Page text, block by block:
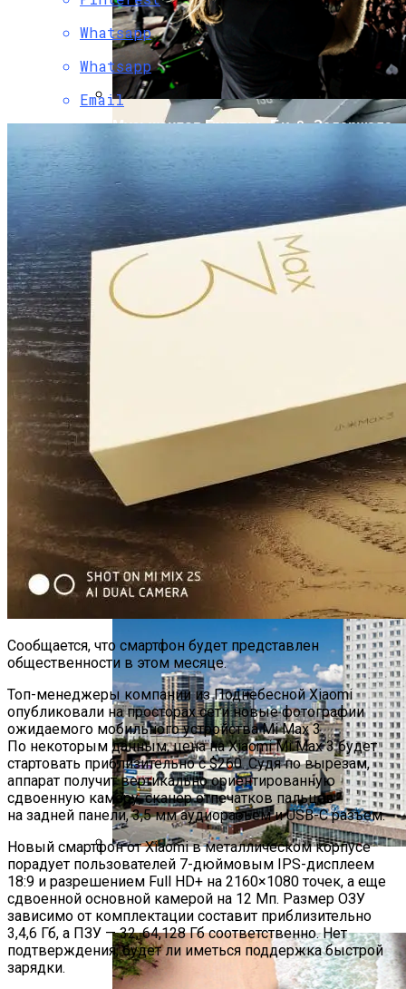
Вьетнам Заказал 18 Новейших
Российских Як-130М
Китай Вывел На Орбиту Новейшие
Гиперспектральные Спутники На Фоне
Опасений США По Поводу Ирана
Музыкантов Группы «Би-2» Задержала
Туристическая Полиция Пхукета
Футуристическое Колесо Обозрения
Высотой 220 Метров Построят В Сеуле
Самые Популярные Отели В
Новосибирске Назвал Сервис
«Яндекс.Путешествия»
Whatsapp
Whatsapp
Email
Сообщается, что смартфон будет представлен
общественности в этом месяце.
Топ-менеджеры компании из Поднебесной Xiaomi
опубликовали на просторах сети новые фотографии
ожидаемого мобильного устройства Mi Max 3.
По некоторым данным, цена на Xiaomi Mi Max 3 будет
стартовать приблизительно с $260. Судя по вырезам,
аппарат получит вертикально ориентированную
сдвоенную камеру, сканер отпечатков пальцев
на задней панели, 3,5 мм аудиоразъем и USB-C разъем.
Новый смартфон от Xiaomi в металлическом корпусе
порадует пользователей 7-дюймовым IPS-дисплеем
18:9 и разрешением Full HD+ на 2160×1080 точек, а еще
сдвоенной основной камерой на 12 Мп. Размер ОЗУ
зависимо от комплектации составит приблизительно
3,4,6 Гб, а ПЗУ — 32, 64,128 Гб соответственно. Нет
подтверждения, будет ли иметься поддержка быстрой
зарядки.